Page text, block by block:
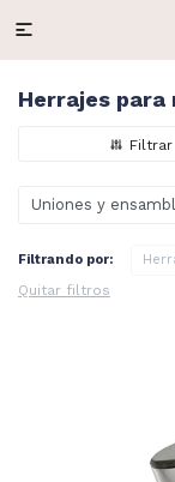

Herrajes para
Uniones y
Filtrando por:
Quitar filtros